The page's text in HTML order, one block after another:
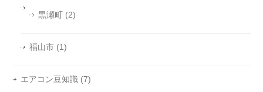
黒瀬町 (2)
福山市 (1)
エアコン豆知識 (7)